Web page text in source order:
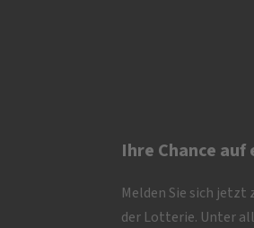
Ihre Chance
Melden Sie sich
der Lotterie. Unter